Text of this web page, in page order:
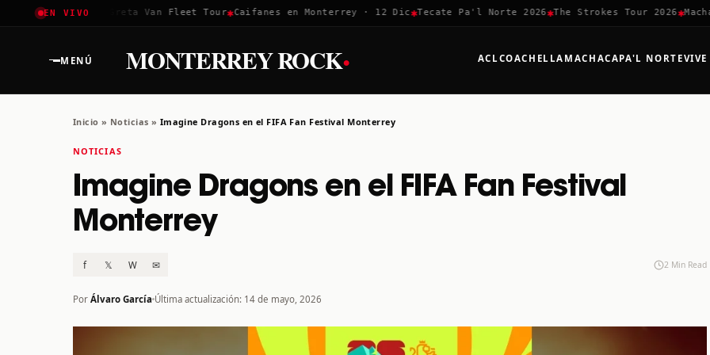
EN VIVO
2026✱Greta Van Fleet Tour ✱Caifanes en Monterrey · 12 Dic✱ Tecate Pa'l Norte 2026 The Strokes Tour 2026 Machaca
MENÚ MONTERREY ROCK· ACLCOACHELLA MACHACAPA'L NORTE
Inicio » Noticias » Imagine Dragons en el FIFA Fan Festival Monterrey
NOTICIAS
Imagine Dragons en el FIFA Fan Festival
Monterrey
f 𝕏 W ✉ 2 Min Read
Por Álvaro García Última actualización: 14 de mayo, 2026